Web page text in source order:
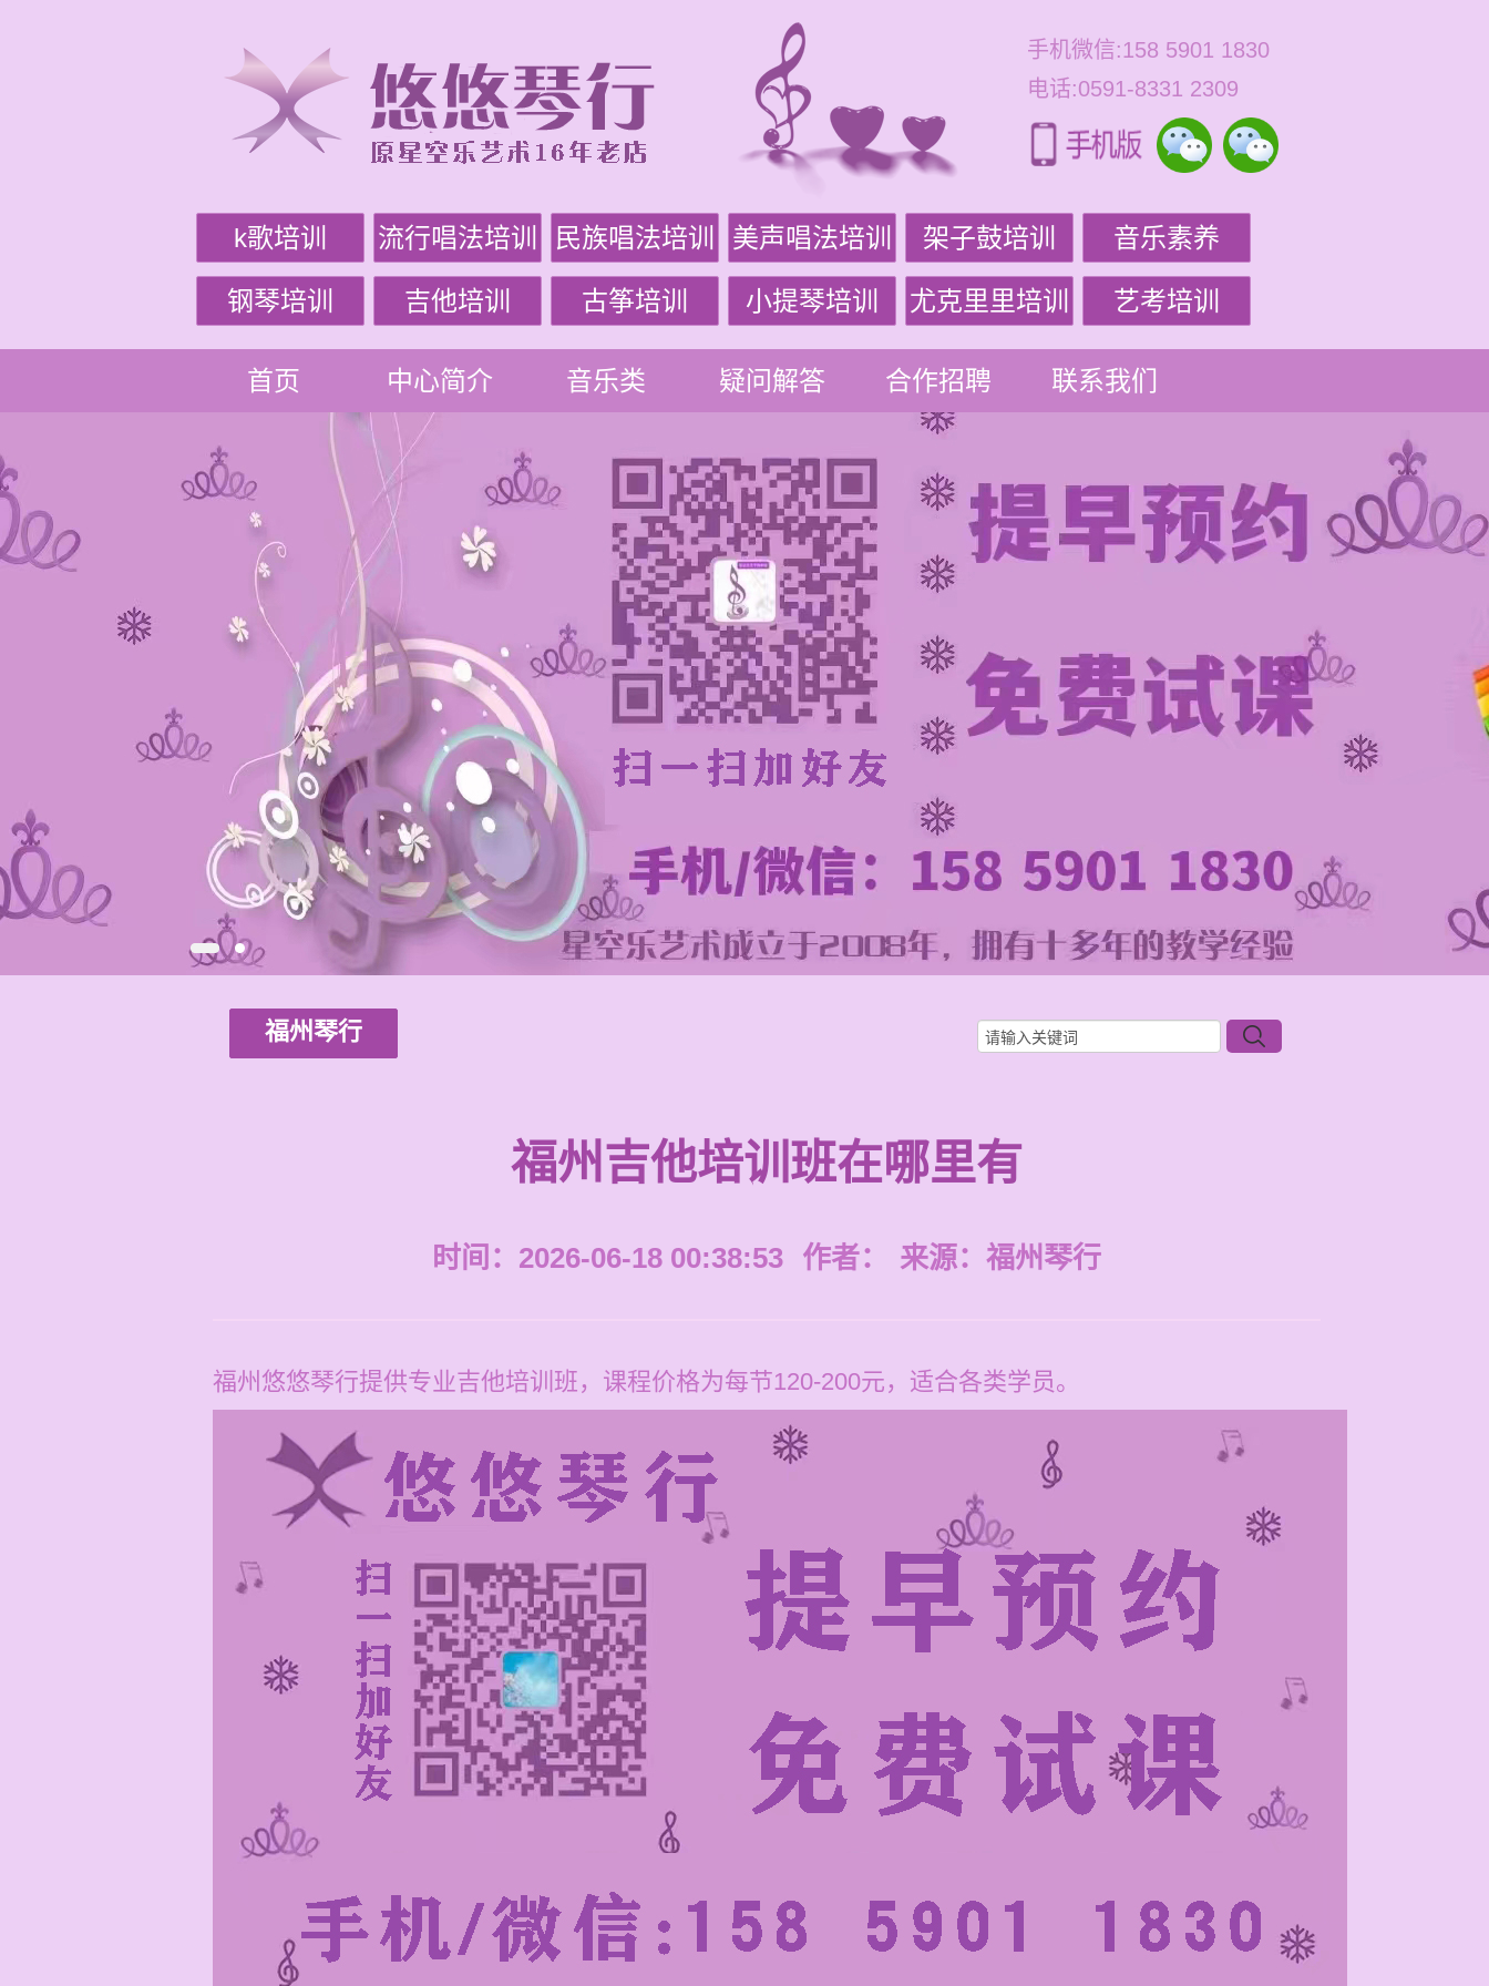
手机微信:158 5901 1830
电话:0591-8331 2309
k歌培训 流行唱法培训 民族唱法培训 美声唱法培训 架子鼓培训 音乐素养
钢琴培训 吉他培训 古筝培训 小提琴培训 尤克里里培训 艺考培训
首页 中心简介 音乐类 疑问解答 合作招聘 联系我们
福州琴行
福州吉他培训班在哪里有
时间：2026-06-18 00:38:53 作者： 来源： 福州琴行
福州悠悠琴行提供专业吉他培训班，课程价格为每节120-200元，适合各类学员。